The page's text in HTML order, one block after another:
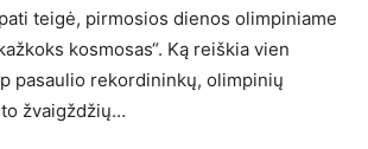
teigė, pirmosios dienos olimpiniame
kosmosas“. Ką reiškia vien
pasaulio rekordininkų, olimpinių
žvaigždžių…